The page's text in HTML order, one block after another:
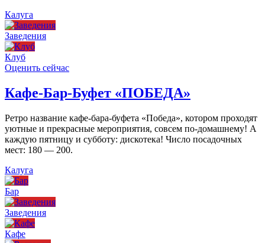
Калуга
Заведения
Клуб
Оценить сейчас
Кафе-Бар-Буфет «ПОБЕДА»
Ретро название кафе-бара-буфета «Победа», котором проходят
уютные и прекрасные мероприятия, совсем по-домашнему! А
каждую пятницу и субботу: дискотека! Число посадочных
мест: 180 — 200.
Калуга
Бар
Заведения
Кафе